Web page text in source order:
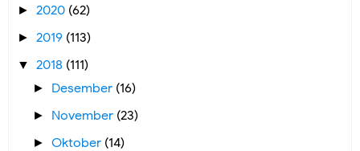
► 2020 (62)
► 2019 (113)
▼ 2018 (111)
► Desember (16)
► November (23)
►Oktober (14)